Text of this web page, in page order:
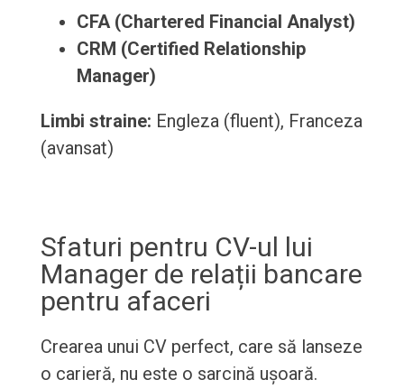
CFA (Chartered Financial Analyst)
CRM (Certified Relationship
Manager)
Limbi straine: Engleza (fluent), Franceza
(avansat)
Sfaturi pentru CV-ul lui
Manager de relații bancare
pentru afaceri
Crearea unui CV perfect, care să lanseze
o carieră, nu este o sarcină ușoară.